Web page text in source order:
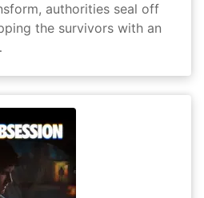
authorities seal off
the survivors with an